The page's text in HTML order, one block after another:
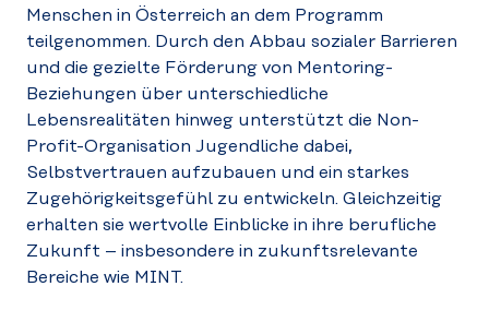
Menschen in Österreich an dem Programm
teilgenommen. Durch den Abbau sozialer Barrieren
und die gezielte Förderung von Mentoring-
Beziehungen über unterschiedliche
Lebensrealitäten hinweg unterstützt die Non-
Profit-Organisation Jugendliche dabei,
Selbstvertrauen aufzubauen und ein starkes
Zugehörigkeitsgefühl zu entwickeln. Gleichzeitig
erhalten sie wertvolle Einblicke in ihre berufliche
Zukunft – insbesondere in zukunftsrelevante
Bereiche wie MINT.